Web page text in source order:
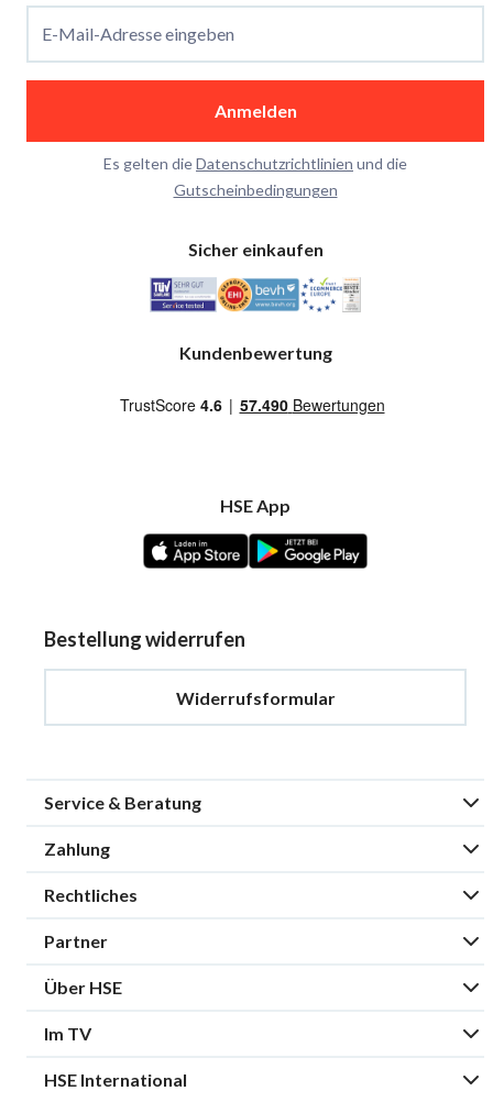
E-Mail-Adresse eingeben
Anmelden
Es gelten dieDatenschutzrichtlinien und die
Gutscheinbedingungen
Sicher einkaufen
Kundenbewertung
HSE App
Bestellung widerrufen
Widerrufsformular
Service & Beratung
Zahlung
Rechtliches
Partner
Über HSE
Im TV
HSE International